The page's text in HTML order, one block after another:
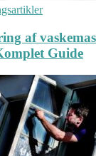
af
Guide